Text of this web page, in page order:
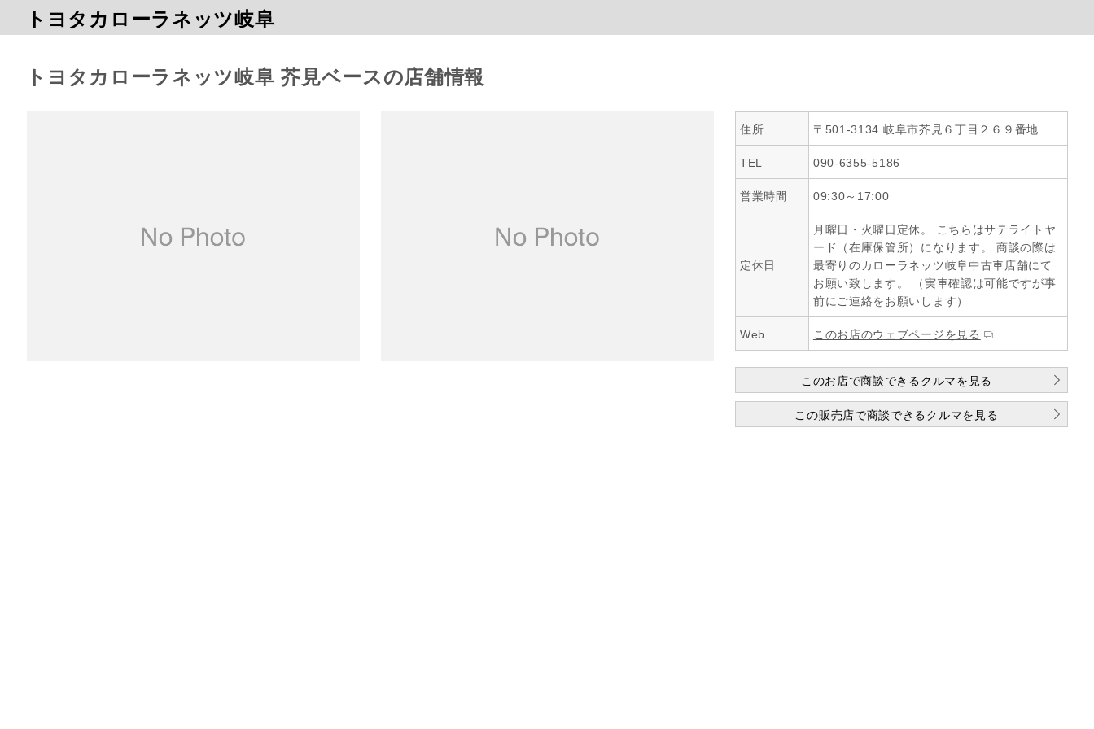
トヨタカローラネッツ岐阜
トヨタカローラネッツ岐阜 芥見ベースの店舗情報
住所 〒501-3134 岐阜市芥見６丁目２６９番地
TEL 090-6355-5186
営業時間 09:30～17:00
定休日
月曜日・火曜日定休。 こちらはサテライトヤ
ード（在庫保管所）になります。 商談の際は
最寄りのカローラネッツ岐阜中古車店舗にて
お願い致します。 （実車確認は可能ですが事
前にご連絡をお願いします）
Web このお店のウェブページを見る
このお店で商談できるクルマを見る
この販売店で商談できるクルマを見る